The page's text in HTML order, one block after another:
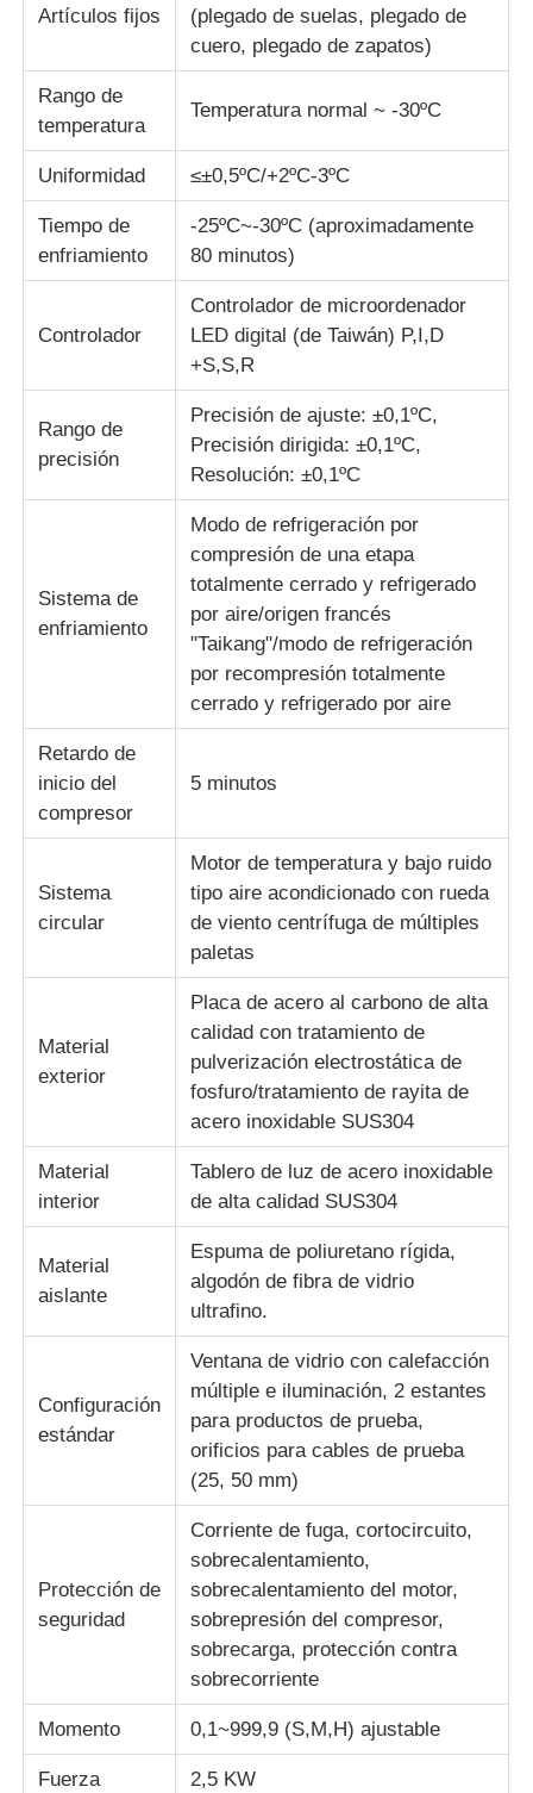
Máquina de prueba de impacto
Máquina de prueba de la abrasión
equipo de prueba de goma
Equipo de ensayo de materiales de construcción
Equipo de ensayo de envases
Equipo de ensayo de adhesivos
máquina de prueba de tela
Regulador de la temperatura y de la humedad
probador de la dureza
Artículos fijos
(plegado de suelas, plegado de
cuero, plegado de zapatos)
Rango de
temperatura
Temperatura normal ~ -30ºC
Uniformidad ≤±0,5ºC/+2ºC-3ºC
Tiempo de
enfriamiento
-25ºC~-30ºC (aproximadamente
80 minutos)
Controlador
Controlador de microordenador
LED digital (de Taiwán) P,I,D
+S,S,R
Rango de
precisión
Precisión de ajuste: ±0,1ºC,
Precisión dirigida: ±0,1ºC,
Resolución: ±0,1ºC
Sistema de
enfriamiento
Modo de refrigeración por
compresión de una etapa
totalmente cerrado y refrigerado
por aire/origen francés
"Taikang"/modo de refrigeración
por recompresión totalmente
cerrado y refrigerado por aire
Retardo de
inicio del
compresor
5 minutos
Sistema
circular
Motor de temperatura y bajo ruido
tipo aire acondicionado con rueda
de viento centrífuga de múltiples
paletas
Material
exterior
Placa de acero al carbono de alta
calidad con tratamiento de
pulverización electrostática de
fosfuro/tratamiento de rayita de
acero inoxidable SUS304
Material
interior
Tablero de luz de acero inoxidable
de alta calidad SUS304
Material
aislante
Espuma de poliuretano rígida,
algodón de fibra de vidrio
ultrafino.
Configuración
estándar
Ventana de vidrio con calefacción
múltiple e iluminación, 2 estantes
para productos de prueba,
orificios para cables de prueba
(25, 50 mm)
Protección de
seguridad
Corriente de fuga, cortocircuito,
sobrecalentamiento,
sobrecalentamiento del motor,
sobrepresión del compresor,
sobrecarga, protección contra
sobrecorriente
Momento 0,1~999,9 (S,M,H) ajustable
Fuerza 2,5 KW